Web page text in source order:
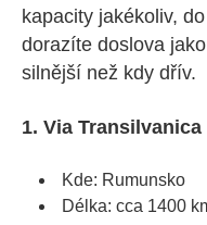
kapacity jakékoliv,
dorazíte doslova
silnější než kdy dřív.
1. Via Transilvanica
Kde: Rumunsko
Délka: cca 1400